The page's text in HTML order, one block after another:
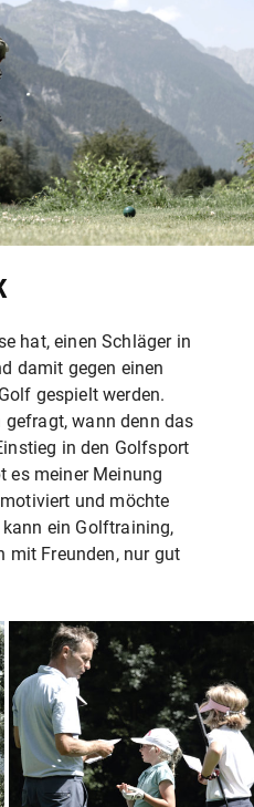
hat, einen Schläger in
damit gegen einen
gespielt werden.
gefragt, wann denn das
in den Golfsport
es meiner Meinung
und möchte
ein Golftraining,
mit Freunden, nur gut